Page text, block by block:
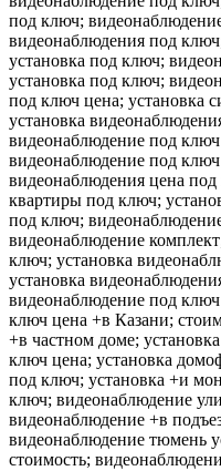
под ключ;
видеонаблюдения под
установка под ключ;
установка под ключ;
под ключ цена; установка
установка
видеонаблюдение под
видеонаблюдение под ключ
видеонаблюдения цена
квартиры под ключ;
под ключ;
видеонаблюдение
ключ; установка
установка
видеонаблюдение под
ключ цена +в Казани;
+в частном доме;
ключ цена; установка
под ключ; установка +и
ключ; видеонаблюдение
видеонаблюдение +в
видеонаблюдение тюмень
стоимость;